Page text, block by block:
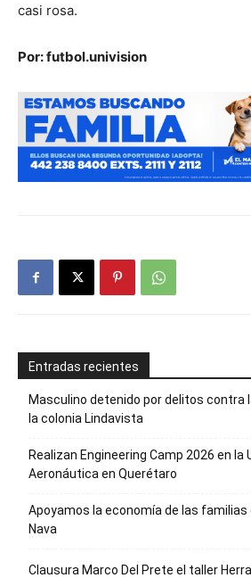
casi rosa.
Por: futbol.univision
Entradas recientes
Masculino detenido por delitos contra
la colonia Lindavista
Realizan Engineering Camp 2026 en la
Aeronáutica en Querétaro
Apoyamos la economía de las familias
Nava
Clausura Marco Del Prete el taller